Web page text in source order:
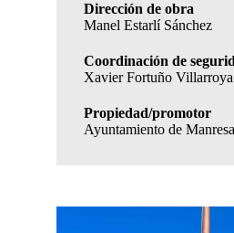
Dirección de obra
Manel Estarlí Sánchez
Coordinación de
Xavier Fortuño Villarroya
Propiedad/promotor
Ayuntamiento de Manresa